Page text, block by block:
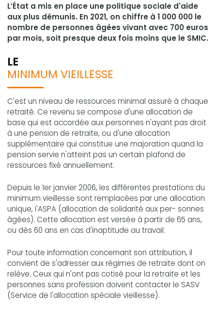
L’État a mis en place une politique sociale d'aide
aux plus démunis. En 2021, on chiffre à 1 000 000 le
nombre de personnes âgées vivant avec 700 euros
par mois, soit presque deux fois moins que le SMIC.
LE
MINIMUM VIEILLESSE
C'est un niveau de ressources minimal assuré à chaque
retraité. Ce revenu se compose d'une allocation de
base qui est accordée aux personnes n'ayant pas droit
à une pension de retraite, ou d'une allocation
supplémentaire qui constitue une majoration quand la
pension servie n'atteint pas un certain plafond de
ressources fixé annuellement.
Depuis le 1er janvier 2006, les différentes prestations du
minimum vieillesse sont remplacées par une allocation
unique, I'ASPA (allocation de solidarité aux per- sonnes
âgées). Cette allocation est versée à partir de 65 ans,
ou dès 60 ans en cas d'inaptitude au travail.
Pour toute information concernant son attribution, il
convient de s'adresser aux régimes de retraite dont on
relève. Ceux qui n'ont pas cotisé pour la retraite et les
personnes sans profession doivent contacter le SASV
(Service de l'allocation spéciale vieillesse).